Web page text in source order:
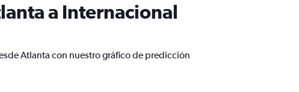
a Internacional
Atlanta con nuestro gráfico de predicción